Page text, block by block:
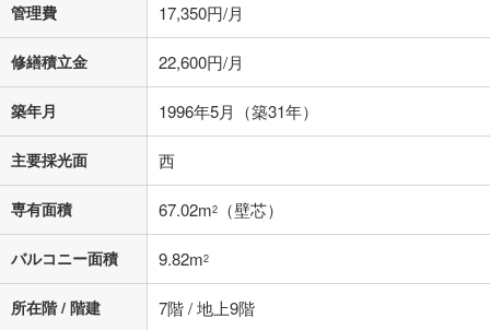
0円
年2回払いを想定しています。毎月の返済額に加えて、ボー
ナス時の増額分（1回分）を入力してください。
ボーナス払いの限度額は金融機関によって異なります。
閉じる
143,264円/月
ローン返済額 103,314
＋修繕積立金 22,600円＋管理費 17,350円
「金利」については、ご利用を予定されている金融機関等にご確認の
上、ご自身での入力をお願いいたします。初期設定で自動入力されてい
る値は、実際の金融機関等における貸出金利とは何ら関係がなく、実際
の金融機関等における貸出金利を何ら保証するものではありません。返
管理費 17,350円/月
修繕積立金 22,600円/月
築年月 1996年5月（築31年）
主要採光面 西
専有面積 67.02m2 （壁芯）
バルコニー面積 9.82m2
所在階 / 階建 7階 / 地上9階